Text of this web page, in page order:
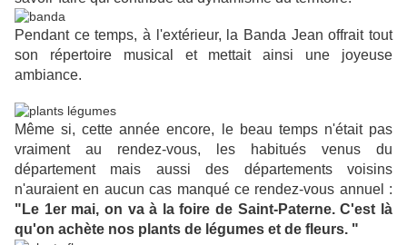
Pendant ce temps, à l'extérieur, la Banda Jean offrait tout
son répertoire musical et mettait ainsi une joyeuse
ambiance.
Même si, cette année encore, le beau temps n'était pas
vraiment au rendez-vous, les habitués venus du
département mais aussi des départements voisins
n'auraient en aucun cas manqué ce rendez-vous annuel :
"Le 1er mai, on va à la foire de Saint-Paterne. C'est là
qu'on achète nos plants de légumes et de fleurs. "